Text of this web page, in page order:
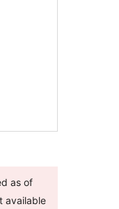
as of
available